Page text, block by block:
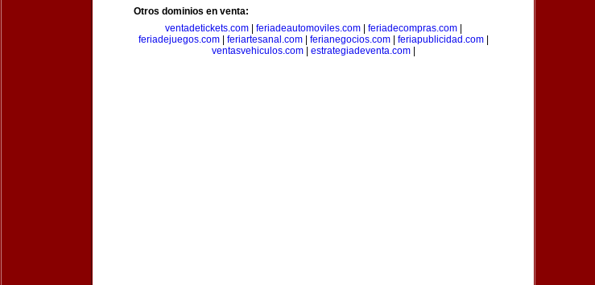
Otros dominios en venta:
ventadetickets.com| feriadeautomoviles.com| feriadecompras.com|
feriadejuegos.com| feriartesanal.com| ferianegocios.com| feriapublicidad.com|
ventasvehiculos.com| estrategiadeventa.com|